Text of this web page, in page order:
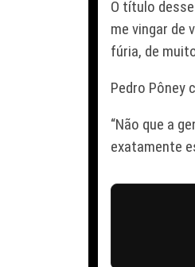
O título
me vingar de
fúria, de
Pedro Pôney
“Não que a
exatamente